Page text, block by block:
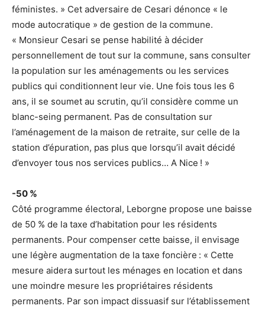
féministes. » Cet adversaire de Cesari dénonce « le
mode autocratique » de gestion de la commune.
« Monsieur Cesari se pense habilité à décider
personnellement de tout sur la commune, sans consulter
la population sur les aménagements ou les services
publics qui conditionnent leur vie. Une fois tous les 6
ans, il se soumet au scrutin, qu’il considère comme un
blanc-seing permanent. Pas de consultation sur
l’aménagement de la maison de retraite, sur celle de la
station d’épuration, pas plus que lorsqu’il avait décidé
d’envoyer tous nos services publics… A Nice ! »
-50 %
Côté programme électoral, Leborgne propose une baisse
de 50 % de la taxe d’habitation pour les résidents
permanents. Pour compenser cette baisse, il envisage
une légère augmentation de la taxe foncière : « Cette
mesure aidera surtout les ménages en location et dans
une moindre mesure les propriétaires résidents
permanents. Par son impact dissuasif sur l’établissement